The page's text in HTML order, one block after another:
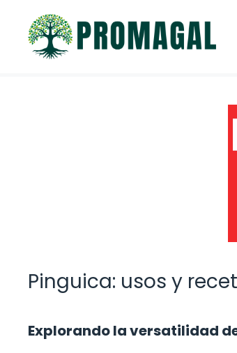
contenido
Pinguica: usos y
Explorando la versatilidad